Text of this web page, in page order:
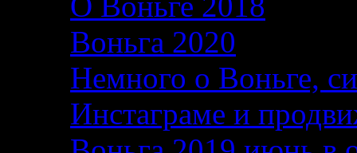
Воньга 2020
Немного о Воньге,
Инстаграме и